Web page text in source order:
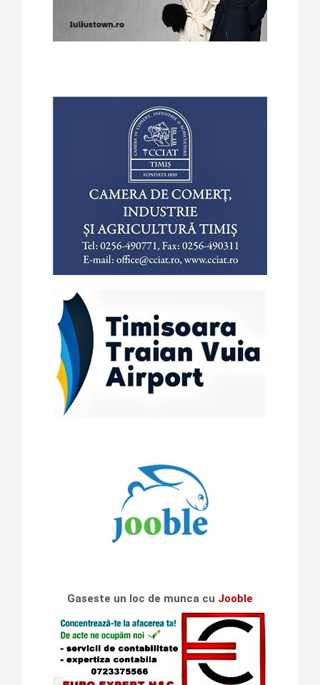
Gaseste un loc de munca cu Jooble